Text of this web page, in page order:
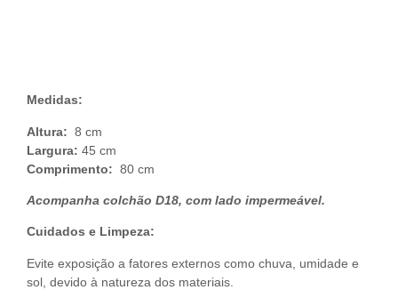
Medidas:
Altura: 8 cm
Largura: 45 cm
Comprimento: 80 cm
Acompanha colchão D18, com lado impermeável.
Cuidados e Limpeza:
Evite exposição a fatores externos como chuva, umidade e
sol, devido à natureza dos materiais.